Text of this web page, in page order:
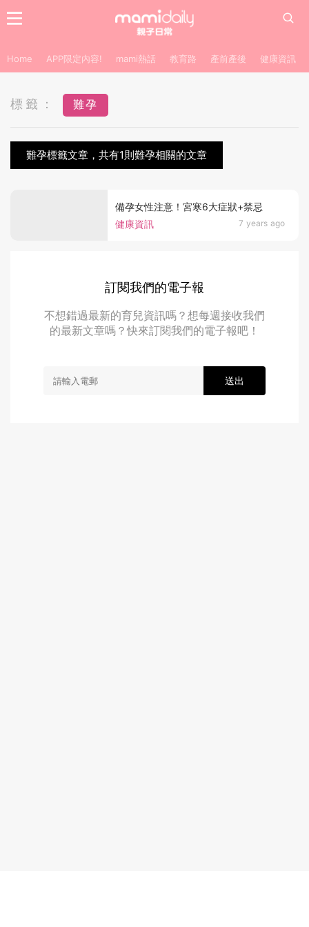
Home APP限定內容! mami熱話 教育路 產前產後 健康資訊
標籤： 難孕
難孕標籤文章，共有1則難孕相關的文章
健康資訊 7 years ago
備孕女性注意！宮寒6大症狀+禁忌
訂閱我們的電子報
不想錯過最新的育兒資訊嗎？想每週接收我們
的最新文章嗎？快來訂閱我們的電子報吧！
送出